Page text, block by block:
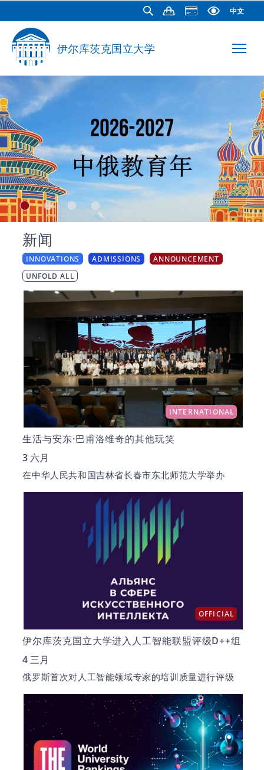
中文
伊尔库茨克国立大学
新闻
INNOVATIONS ADMISSIONS
ANNOUNCEMENT
UNFOLD ALL
INTERNATIONAL
生活与安东·巴甫洛维奇的其他玩笑
3 六月
在中华人民共和国吉林省长春市东北师范大学举办
OFFICIAL
伊尔库茨克国立大学进入人工智能联盟评级D++组
4 三月
俄罗斯首次对人工智能领域专家的培训质量进行评级